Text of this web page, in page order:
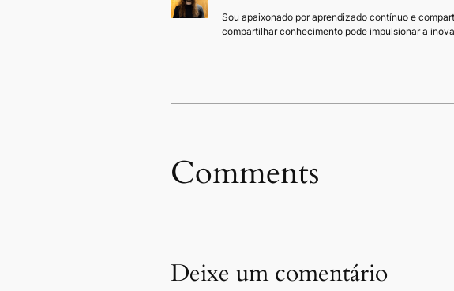
Sou apaixonado por aprendizado contínuo e
compartilhar conhecimento pode impulsionar a
Comments
Deixe um comentário